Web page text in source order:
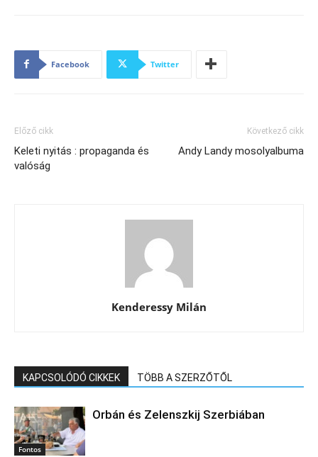
Facebook Twitter
Előző cikk
Keleti nyitás : propaganda és
valóság
Következő cikk
Andy Landy mosolyalbuma
Kenderessy Milán
KAPCSOLÓDÓ CIKKEK TÖBB A SZERZŐTŐL
Fontos
Orbán és Zelenszkij Szerbiában